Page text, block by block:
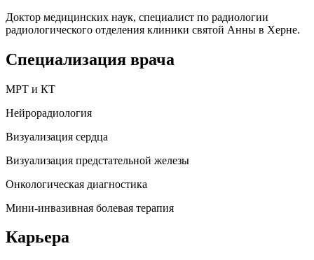
Доктор медицинских наук, специалист по радиологии
радиологического отделения клиники святой Анны в Херне.
Специализация врача
МРТ и КТ
Нейрорадиология
Визуализация сердца
Визуализация предстательной железы
Онкологическая диагностика
Мини-инвазивная болевая терапия
Карьера